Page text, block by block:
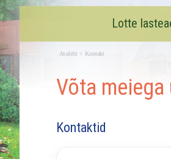
meiega ühendust
Lotte
Avaleht > Kontakt
Võta
Kontaktid